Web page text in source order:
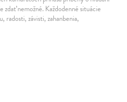
zdať nemožné. Každodenné situácie
radosti, závisti, zahanbenia,